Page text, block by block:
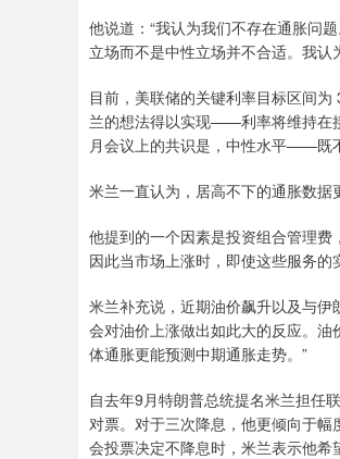
他说道：“我认为我们不存在通胀问
立场而不是中性立场并不合适。我认
目前，美联储的关键利率目标区间
兰的想法得以实现——利率将维持在
月会议上的共识是，中性水平——既
米兰一直认为，居高不下的通胀数据
他提到的一个因素是投资组合管理费
因此当市场上涨时，即使这些服务的
米兰补充说，近期油价飙升以及与
会对油价上涨做出如此大的反应。
体通胀更能预测中期通胀走势。”
自去年9月特朗普总统提名米兰担任
对票。对于三次降息，他更倾向于
会投票决定不降息时，米兰表示他希